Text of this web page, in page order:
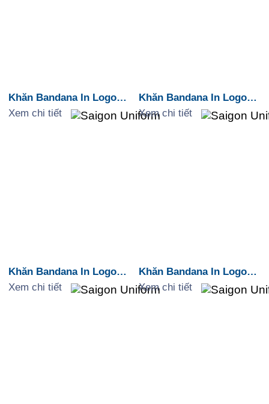
Khăn Bandana In Logo
Môi Trường “Plant Trees
Xem chi tiết
Khăn Bandana In Logo
Môi Trường “Clean
Xem chi tiết
Khăn Bandana In Logo
Camping “Camp More
Xem chi tiết
Khăn Bandana In Logo
Camping “Wander
Xem chi tiết